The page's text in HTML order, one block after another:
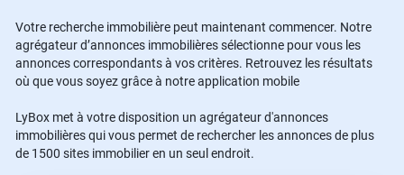
Votre recherche immobilière peut maintenant commencer. Notre
agrégateur d’annonces immobilières sélectionne pour vous les
annonces correspondants à vos critères. Retrouvez les résultats
où que vous soyez grâce à notre application mobile
LyBox met à votre disposition un agrégateur d'annonces
immobilières qui vous permet de rechercher les annonces de plus
de 1500 sites immobilier en un seul endroit.